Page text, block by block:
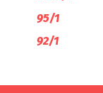
95/1
92/1